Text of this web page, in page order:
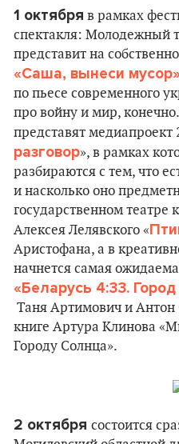
1 октября в рамках
спектакля: Молодежный
представит на
«Саша, вынеси
по пьесе современного
про войну и мир,
представят медиапроект
разговор», в рамках
разбираются с тем, что
и насколько оно
государственном театре
Алексея Лелявского «
Аристофана, а в
начнется самая
«Беларусь 4:33.
Таня Артимович и Антон
книге Артура Клинова
Городу Солнца».
2 октября состоится